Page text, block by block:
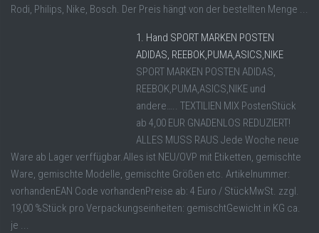
Rodi, Philips, Nike, Bosch. Der Preis hängt von der bestellten Menge ...
1. Hand SPORT MARKEN POSTEN
ADIDAS, REEBOK,PUMA,ASICS,NIKE
SPORT MARKEN POSTEN ADIDAS,
REEBOK,PUMA,ASICS,NIKE und
andere….. TEXTILIEN MIX PostenStück
ab 4,00 EUR GNADENLOS REDUZIERT!
ALLES MUSS RAUS Jede Woche neue
Ware ab Lager verffügbar.Alles ist NEU/OVP mit Etiketten, gemischte
Ware, gemischte Modelle, gemischte Größen etc. Artikelnummer:
vorhandenEAN Code vorhandenPreise ab: 4 Euro / StückMwSt. zzgl.
19,00 %Stück pro Verpackungseinheiten: gemischtGewicht in KG ca.
je ...